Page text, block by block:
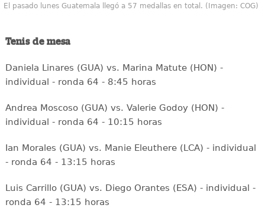
El pasado lunes Guatemala llegó a 57 medallas en total. (Imagen: COG)
Tenis de mesa
Daniela Linares (GUA) vs. Marina Matute (HON) -
individual - ronda 64 - 8:45 horas
Andrea Moscoso (GUA) vs. Valerie Godoy (HON) -
individual - ronda 64 - 10:15 horas
Ian Morales (GUA) vs. Manie Eleuthere (LCA) - individual
- ronda 64 - 13:15 horas
Luis Carrillo (GUA) vs. Diego Orantes (ESA) - individual -
ronda 64 - 13:15 horas